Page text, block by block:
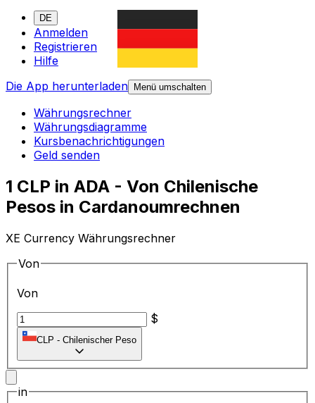
DE
Anmelden
Registrieren
Hilfe
Die App herunterladen
Menü umschalten
Währungsrechner
Währungsdiagramme
Kursbenachrichtigungen
Geld senden
1 CLP in ADA - Von Chilenische
Pesos in Cardanoumrechnen
XE Currency Währungsrechner
Von
Von
$
CLP - Chilenischer Peso
in